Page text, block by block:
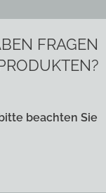
FRAGEN
beachten Sie